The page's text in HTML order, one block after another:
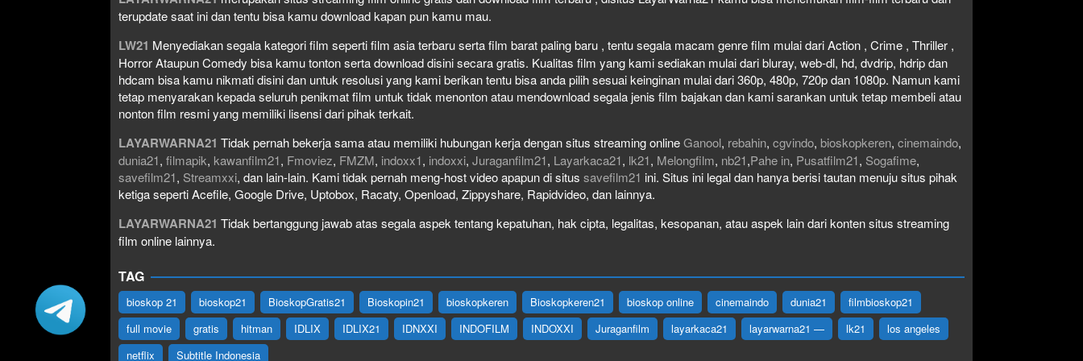
terupdate saat ini dan tentu bisa kamu download kapan pun kamu mau.
LW21 Menyediakan segala kategori film seperti film asia terbaru serta film barat paling baru , tentu segala macam genre film mulai dari Action , Crime , Thriller ,
Horror Ataupun Comedy bisa kamu tonton serta download disini secara gratis. Kualitas film yang kami sediakan mulai dari bluray, web-dl, hd, dvdrip, hdrip dan
hdcam bisa kamu nikmati disini dan untuk resolusi yang kami berikan tentu bisa anda pilih sesuai keinginan mulai dari 360p, 480p, 720p dan 1080p. Namun kami
tetap menyarakan kepada seluruh penikmat film untuk tidak menonton atau mendownload segala jenis film bajakan dan kami sarankan untuk tetap membeli atau
nonton film resmi yang memiliki lisensi dari pihak terkait.
LAYARWARNA21 Tidak pernah bekerja sama atau memiliki hubungan kerja dengan situs streaming onlineGanool, rebahin, cgvindo, bioskopkeren, cinemaindo,
dunia21, filmapik, kawanfilm21, Fmoviez, FMZM, indoxx1, indoxxi, Juraganfilm21, Layarkaca21, lk21, Melongfilm, nb21,Pahe in, Pusatfilm21, Sogafime,
savefilm21, Streamxxi, dan lain-lain. Kami tidak pernah meng-host video apapun di situs savefilm21 ini. Situs ini legal dan hanya berisi tautan menuju situs pihak
ketiga seperti Acefile, Google Drive, Uptobox, Racaty, Openload, Zippyshare, Rapidvideo, dan lainnya.
LAYARWARNA21 Tidak bertanggung jawab atas segala aspek tentang kepatuhan, hak cipta, legalitas, kesopanan, atau aspek lain dari konten situs streaming
film online lainnya.
TAG
bioskop 21 bioskop21 BioskopGratis21 Bioskopin21 bioskopkeren Bioskopkeren21 bioskop online cinemaindo dunia21
filmbioskop21
full movie
gratis hitman IDLIX IDLIX21 IDNXXI INDOFILM INDOXXI Juraganfilm layarkaca21 layarwarna21 — lk21
los angeles
netflix
Subtitle Indonesia